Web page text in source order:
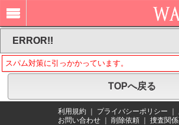
ERROR!!
スパム対策に引っかかっています。
TOPへ戻る
利用規約 プライバシーポリシー
お問い合わせ
削除依頼 捜査関